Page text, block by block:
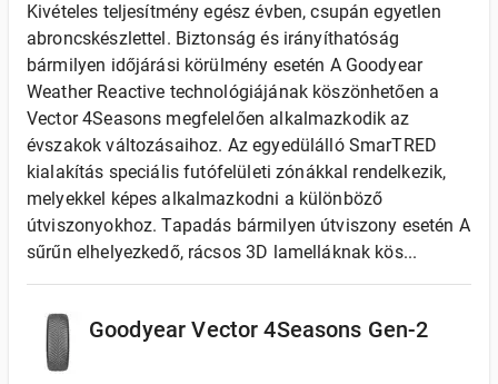
Kivételes teljesítmény egész évben, csupán egyetlen
abroncskészlettel. Biztonság és irányíthatóság
bármilyen időjárási körülmény esetén A Goodyear
Weather Reactive technológiájának köszönhetően a
Vector 4Seasons megfelelően alkalmazkodik az
évszakok változásaihoz. Az egyedülálló SmarTRED
kialakítás speciális futófelületi zónákkal rendelkezik,
melyekkel képes alkalmazkodni a különböző
útviszonyokhoz. Tapadás bármilyen útviszony esetén A
sűrűn elhelyezkedő, rácsos 3D lamelláknak kös...
Goodyear Vector 4Seasons Gen-2